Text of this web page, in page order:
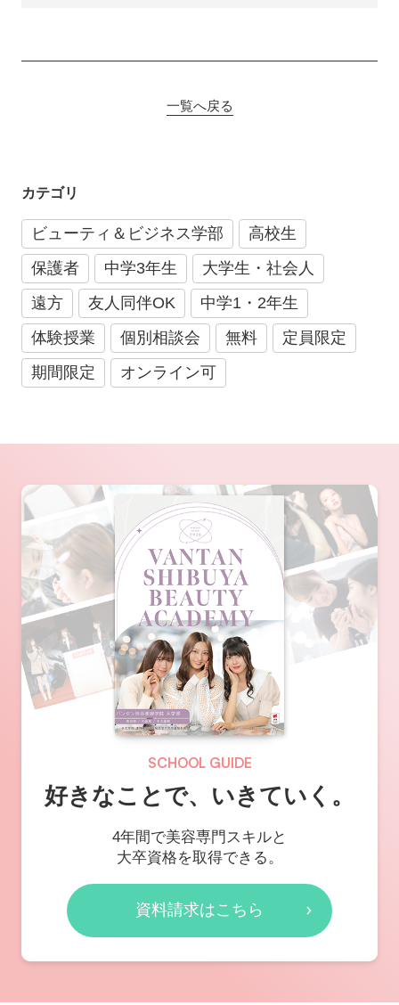
一覧へ戻る
カテゴリ
ビューティ＆ビジネス学部
高校生
保護者
中学3年生
大学生・社会人
遠方
友人同伴OK
中学1・2年生
体験授業
個別相談会 無料
定員限定
期間限定
オンライン可
SCHOOL GUIDE
好きなことで、いきていく。
4年間で美容専門スキルと
大卒資格を取得できる。
資料請求はこちら